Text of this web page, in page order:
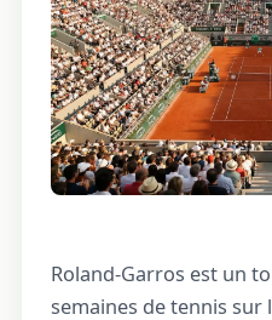
Roland-Garros est un
semaines de tennis